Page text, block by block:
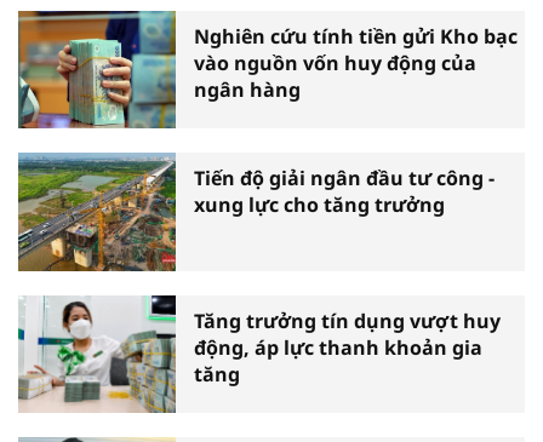
Nghiên cứu tính tiền gửi Kho bạc
vào nguồn vốn huy động của
ngân hàng
Tiến độ giải ngân đầu tư công -
xung lực cho tăng trưởng
Tăng trưởng tín dụng vượt huy
động, áp lực thanh khoản gia
tăng